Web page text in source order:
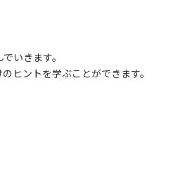
いきます。
ヒントを学ぶことができます。